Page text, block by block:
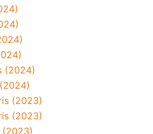
(2024)
(2023)
(2023)